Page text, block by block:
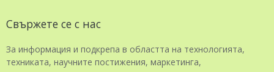
Свържете се с нас
За информация и подкрепа в областта на технологията,
техниката, научните постижения, маркетинга,